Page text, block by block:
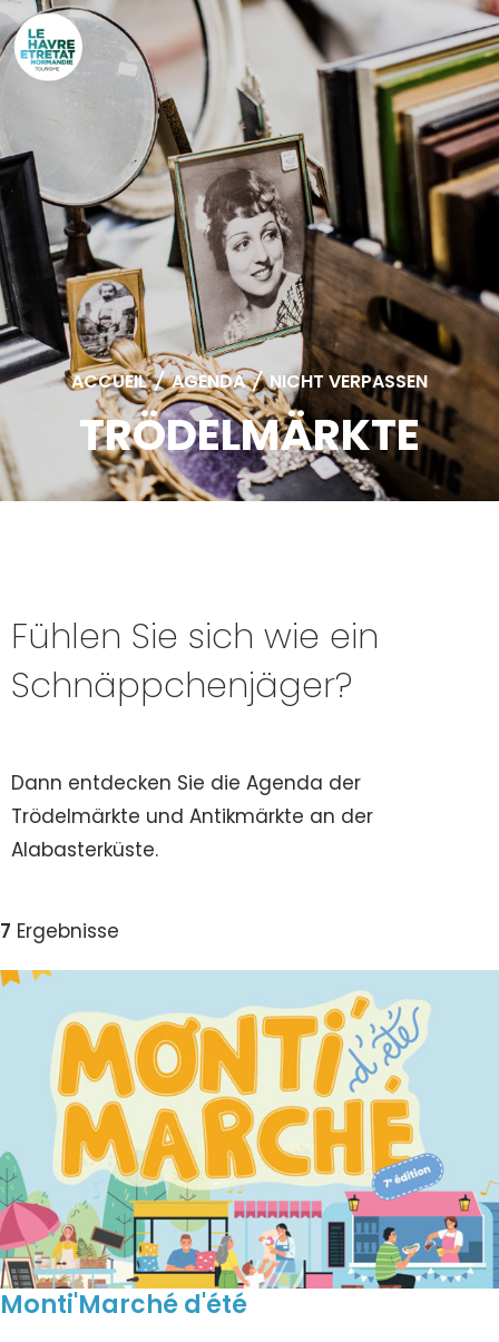
ACCUEIL / AGENDA / NICHT VERPASSEN
TRÖDELMÄRKTE
Fühlen Sie sich wie ein
Schnäppchenjäger?
Dann entdecken Sie die Agenda der
Trödelmärkte und Antikmärkte an der
Alabasterküste.
7 Ergebnisse
Monti'Marché d'été
Cookies management panel